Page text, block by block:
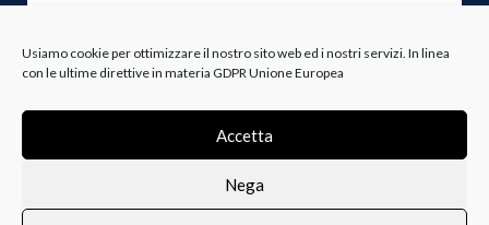
Usiamo cookie per ottimizzare il nostro sito web ed i nostri servizi. In linea
con le ultime direttive in materia GDPR Unione Europea
Accetta
Nega